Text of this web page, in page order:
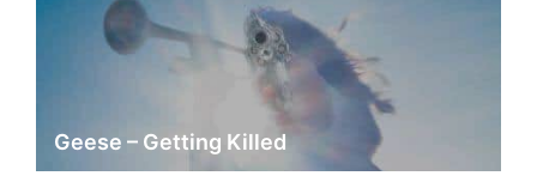
Geese – Getting Killed